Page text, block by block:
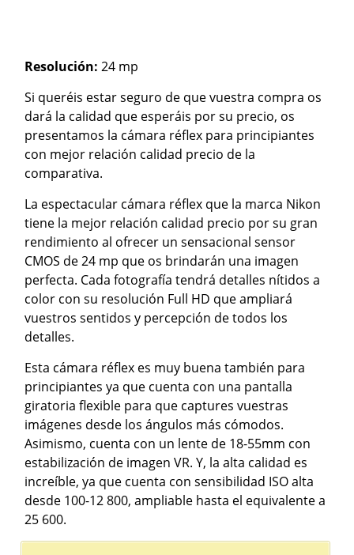
Resolución:24 mp
Si queréis estar seguro de que vuestra compra os
dará la calidad que esperáis por su precio, os
presentamos la cámara réflex para principiantes
con mejor relación calidad precio de la
comparativa.
La espectacular cámara réflex que la marca Nikon
tiene la mejor relación calidad precio por su gran
rendimiento al ofrecer un sensacional sensor
CMOS de 24 mp que os brindarán una imagen
perfecta. Cada fotografía tendrá detalles nítidos a
color con su resolución Full HD que ampliará
vuestros sentidos y percepción de todos los
detalles.
Esta cámara réflex es muy buena también para
principiantes ya que cuenta con una pantalla
giratoria flexible para que captures vuestras
imágenes desde los ángulos más cómodos.
Asimismo, cuenta con un lente de 18-55mm con
estabilización de imagen VR. Y, la alta calidad es
increíble, ya que cuenta con sensibilidad ISO alta
desde 100-12 800, ampliable hasta el equivalente a
25 600.